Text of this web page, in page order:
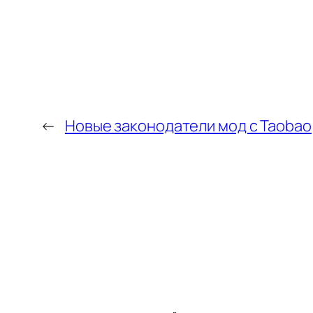
← Новые законодатели мод с Taobao